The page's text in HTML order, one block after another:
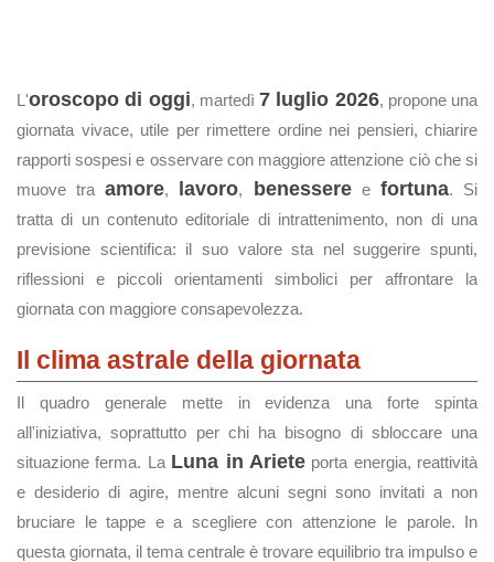
L'oroscopo di oggi, martedì 7 luglio 2026, propone una
giornata vivace, utile per rimettere ordine nei pensieri, chiarire
rapporti sospesi e osservare con maggiore attenzione ciò che si
muove traamore, lavoro, benesseree fortuna. Si
tratta di un contenuto editoriale di intrattenimento, non di una
previsione scientifica: il suo valore sta nel suggerire spunti,
riflessioni e piccoli orientamenti simbolici per affrontare la
giornata con maggiore consapevolezza.
Il clima astrale della giornata
Il quadro generale mette in evidenza una forte spinta
all'iniziativa, soprattutto per chi ha bisogno di sbloccare una
situazione ferma. La Luna in Arieteporta energia, reattività
e desiderio di agire, mentre alcuni segni sono invitati a non
bruciare le tappe e a scegliere con attenzione le parole. In
questa giornata, il tema centrale è trovare equilibrio tra impulso e